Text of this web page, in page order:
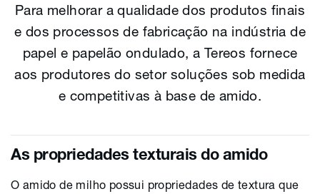
Para melhorar a qualidade dos produtos finais
e dos processos de fabricação na indústria de
papel e papelão ondulado, a Tereos fornece
aos produtores do setor soluções sob medida
e competitivas à base de amido.
As propriedades texturais do amido
O amido de milho possui propriedades de textura que